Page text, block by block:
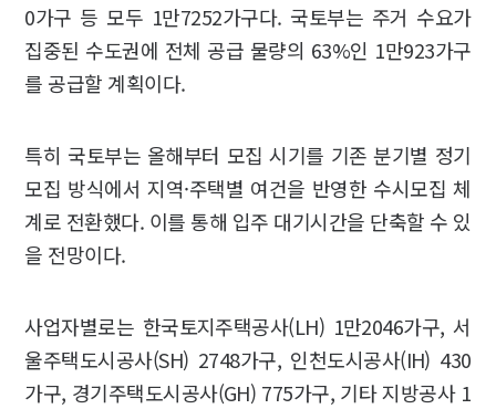
0가구 등 모두 1만7252가구다. 국토부는 주거 수요가
집중된 수도권에 전체 공급 물량의 63%인 1만923가구
를 공급할 계획이다.
특히 국토부는 올해부터 모집 시기를 기존 분기별 정기
모집 방식에서 지역·주택별 여건을 반영한 수시모집 체
계로 전환했다. 이를 통해 입주 대기시간을 단축할 수 있
을 전망이다.
사업자별로는 한국토지주택공사(LH) 1만2046가구, 서
울주택도시공사(SH) 2748가구, 인천도시공사(IH) 430
가구, 경기주택도시공사(GH) 775가구, 기타 지방공사 1